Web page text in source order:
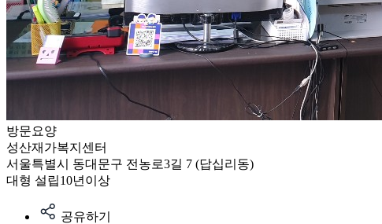
방문요양
성산재가복지센터
서울특별시 동대문구 전농로3길 7 (답십리동)
대형 설립10년이상
공유하기